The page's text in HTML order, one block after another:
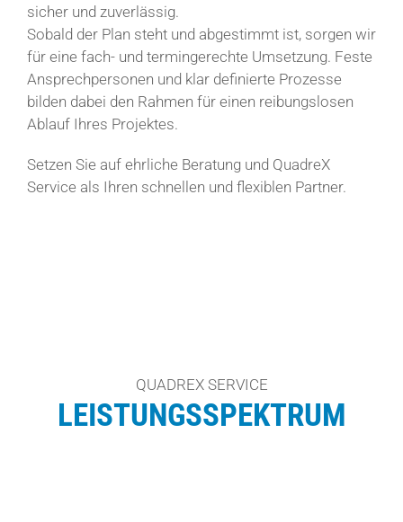
sicher und zuverlässig.
Sobald der Plan steht und abgestimmt ist, sorgen wir
für eine fach- und termingerechte Umsetzung. Feste
Ansprechpersonen und klar definierte Prozesse
bilden dabei den Rahmen für einen reibungslosen
Ablauf Ihres Projektes.
Setzen Sie auf ehrliche Beratung und QuadreX
Service als Ihren schnellen und flexiblen Partner.
QUADREX SERVICE
LEISTUNGSSPEKTRUM